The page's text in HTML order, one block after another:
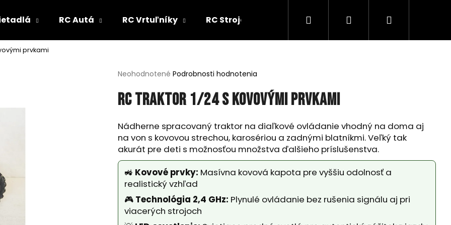
RC Autá RC Vrtuľníky RC Stroje RC Tanky Lode RC Roboty
Hľadať PrihlásenieNákupný
prvkami
Priemerné
produktu
je
z
5
hviezdičiek.
Neohodnotené Podrobnosti hodnotenia
RC TRAKTOR 1/24 s kovovými prvkami
Nádherne spracovaný traktor na diaľkové ovládanie vhodný na doma aj
na von s kovovou strechou, karosériou a zadnými blatníkmi. Veľký tak
akurát pre deti s možnosťou množstva ďalšieho príslušenstva.
🚜 Kovové prvky: Masívna kovová kapota pre vyššiu odolnosť a
realistický vzhľad
🎮 Technológia 2,4 GHz: Plynulé ovládanie bez rušenia signálu aj pri
viacerých strojoch
Čo potrebujete nájsť?
HĽADAŤ
Nasledujúce